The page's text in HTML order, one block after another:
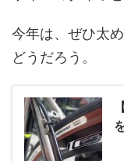
今年は、ぜひ太
どうだろう。